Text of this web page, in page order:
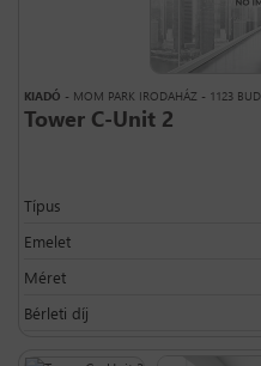
KIADÓ - MOM PARK IRODAHÁZ - 1123
Tower C-Unit 2
Típus
Emelet
Méret
Bérleti díj